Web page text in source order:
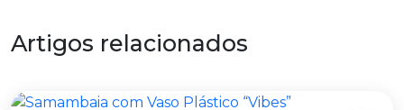
Artigos relacionados